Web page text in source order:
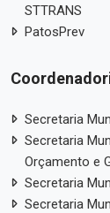
STTRANS
PatosPrev
Secretaria
Secretaria
Orçamento e
Secretaria
Secretaria